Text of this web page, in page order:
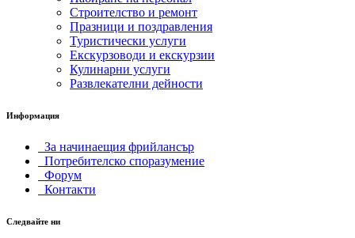
Строителство и ремонт
Празници и поздравления
Туристически услуги
Екскурзоводи и екскурзии
Кулинарни услуги
Развлекателни дейности
Информация
За начинаещия фрийлансър
Потребителско споразумение
Форум
Контакти
Следвайте ни